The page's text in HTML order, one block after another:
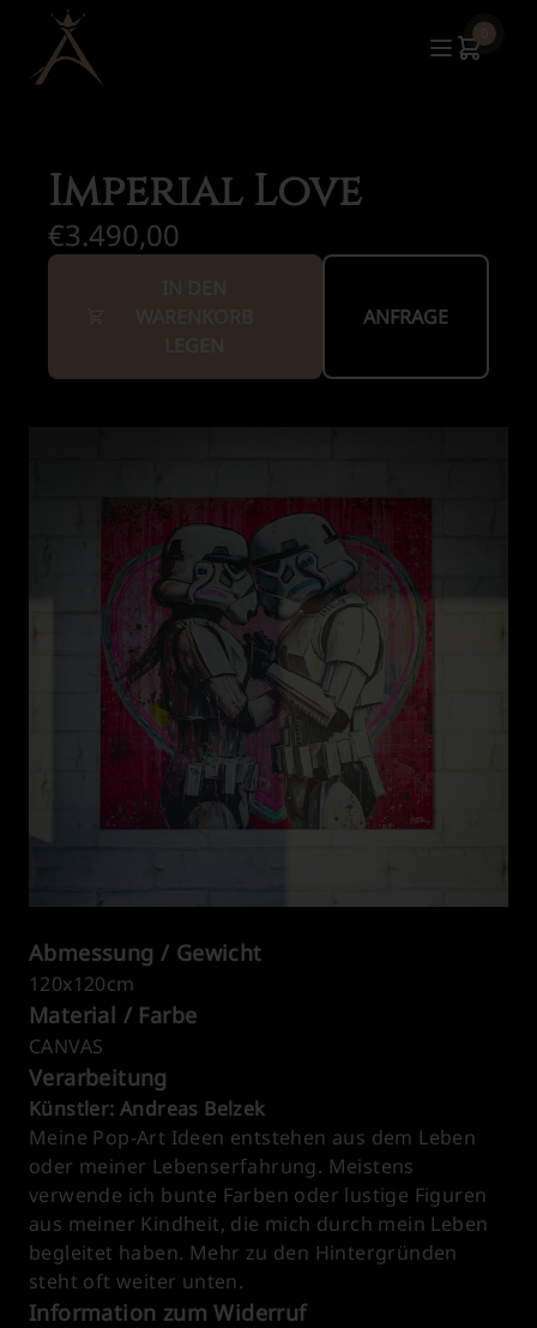
Imperial Love
€3.490,00
ANFRAGE
Abmessung / Gewicht
120x120cm
Material / Farbe
CANVAS
Verarbeitung
Künstler: Andreas Belzek
Meine Pop-Art Ideen entstehen aus dem Leben
oder meiner Lebenserfahrung. Meistens
verwende ich bunte Farben oder lustige Figuren
aus meiner Kindheit, die mich durch mein Leben
begleitet haben. Mehr zu den Hintergründen
steht oft weiter unten.
Information zum Widerruf